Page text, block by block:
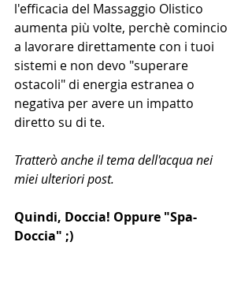
l'efficacia del Massaggio Olistico
aumenta più volte, perchè comincio
a lavorare direttamente con i tuoi
sistemi e non devo "superare
ostacoli" di energia estranea o
negativa per avere un impatto
diretto su di te.
Tratterò anche il tema dell'acqua nei
miei ulteriori post.
Quindi, Doccia! Oppure "Spa-
Doccia" ;)